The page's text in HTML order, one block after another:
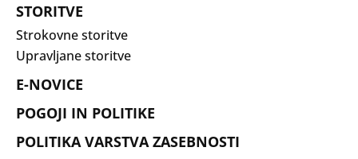
STORITVE
Strokovne storitve
Upravljane storitve
E-NOVICE
POGOJI IN POLITIKE
POLITIKA VARSTVA ZASEBNOSTI